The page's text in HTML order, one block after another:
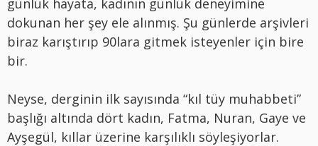
dokunan her şey ele alınmış. Şu günlerde arşivleri
biraz karıştırıp 90lara gitmek isteyenler için bire
bir.
Neyse, derginin ilk sayısında “kıl tüy muhabbeti”
başlığı altında dört kadın, Fatma, Nuran, Gaye ve
Ayşegül, kıllar üzerine karşılıklı söyleşiyorlar.